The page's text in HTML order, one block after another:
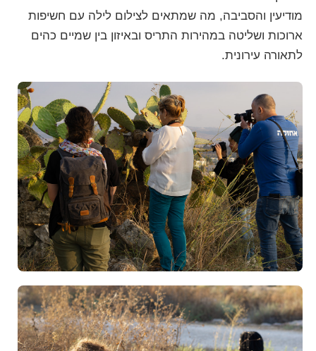
מודיעין והסביבה, מה שמתאים לצילום לילה עם חשיפות
ארוכות ושליטה במהירות התריס ובאיזון בין שמיים כהים
לתאורה עירונית.